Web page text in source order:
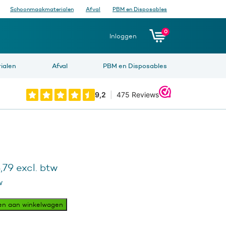
Schoonmaakmaterialen Afval PBM en Disposables
Inloggen
0
Afval PBM en Disposables
Huidige
€48,79.
excl. btw
aan winkelwagen